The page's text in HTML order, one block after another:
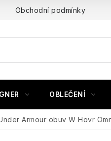
Obchodní podmínky
OBLEČENÍ
Armour obuv W Hovr